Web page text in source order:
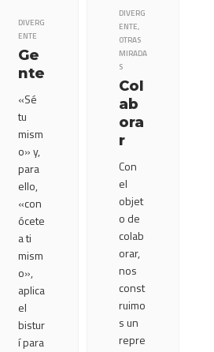
DIVERG
ENTE,
OTRAS
MIRADA
S
Col
ab
ora
r
Con
el
objet
o de
colab
orar,
nos
const
ruimo
s un
repre
DIVERG
ENTE
Ge
nte
«Sé
tu
mism
o» y,
para
ello,
«con
ócete
a ti
mism
o»,
aplica
el
bistur
í para